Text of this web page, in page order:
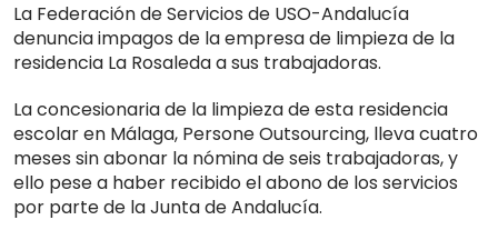
La Federación de Servicios de USO-Andalucía
denuncia impagos de la empresa de limpieza de la
residencia La Rosaleda a sus trabajadoras.
La concesionaria de la limpieza de esta residencia
escolar en Málaga, Persone Outsourcing, lleva cuatro
meses sin abonar la nómina de seis trabajadoras, y
ello pese a haber recibido el abono de los servicios
por parte de la Junta de Andalucía.